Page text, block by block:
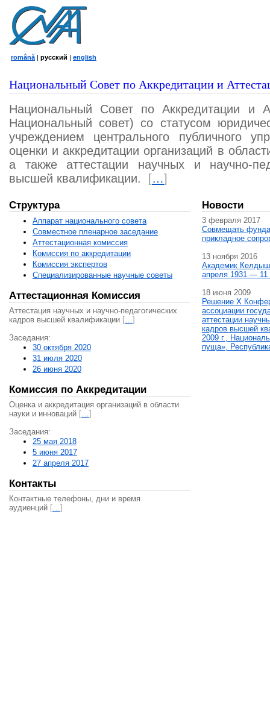
română | русский | english
Национальный Совет по Аккредитации и
Национальный Совет по Аккредитации и
Национальный совет) со статусом
учреждением центрального публичного
оценки и аккредитации организаций в
а также аттестации научных и научно-
высшей квалификации.
[…]
Структура
Аппарат национального совета
Совместное пленарное заседание
Аттестационная комисcия
Комиссия по аккредитации
Комиссия экспертов
Специализированные научные советы
Аттестационная Комиссия
Аттестация научных и научно-педагогических
кадров высшей квалификации […]
Заседания:
30 октября 2020
31 июля 2020
26 июня 2020
Комиссия по Аккредитации
Оценка и аккредитация организаций в области
науки и инноваций […]
Заседания:
25 мая 2018
5 июня 2017
27 апреля 2017
Контакты
Контактные телефоны, дни и время
аудиенций […]
Новости
3 февраля 2017
Совмещать
прикладное
13 ноября 2016
Академик
апреля 1931 — 11
18 июня 2009
Решение X
ассоциации
аттестации
кадров высшей
2009 г.,
пуща»,